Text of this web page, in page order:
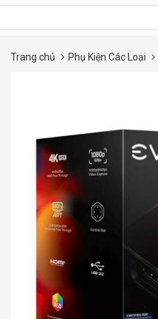
Trang chủ Phụ Kiện Các Loại